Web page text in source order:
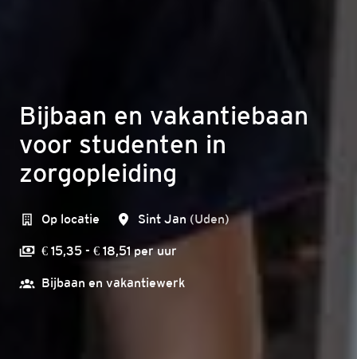
Bijbaan en vakantiebaan
voor studenten in
zorgopleiding
Op locatie Sint Jan (Uden)
€ 15,35 - € 18,51 per uur
Bijbaan en vakantiewerk